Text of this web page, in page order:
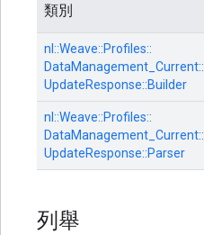
類別
nl::Weave::Profiles::
DataManagement_Current::
UpdateResponse::Builder
nl::Weave::Profiles::
DataManagement_Current::
UpdateResponse::Parser
列舉